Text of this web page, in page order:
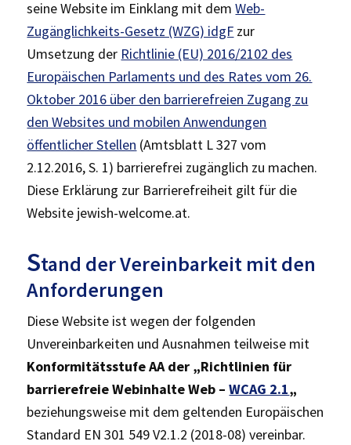
seine Website im Einklang mit demWeb-
Zugänglichkeits-Gesetz (WZG) idgF zur
Umsetzung der Richtlinie (EU) 2016/2102 des
Europäischen Parlaments und des Rates vom 26.
Oktober 2016 über den barrierefreien Zugang zu
den Websites und mobilen Anwendungen
öffentlicher Stellen (Amtsblatt L 327 vom
2.12.2016, S. 1) barrierefrei zugänglich zu machen.
Diese Erklärung zur Barrierefreiheit gilt für die
Website jewish-welcome.at.
Stand der Vereinbarkeit mit den
Anforderungen
Diese Website ist wegen der folgenden
Unvereinbarkeiten und Ausnahmen teilweise mit
Konformitätsstufe AA der „Richtlinien für
barrierefreie Webinhalte Web –WCAG 2.1„
beziehungsweise mit dem geltenden Europäischen
Standard EN 301 549 V2.1.2 (2018-08) vereinbar.